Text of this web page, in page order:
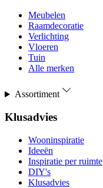
Meubelen
Raamdecoratie
Verlichting
Vloeren
Tuin
Alle merken
Assortiment
Klusadvies
Wooninspiratie
Ideeën
Inspiratie per ruimte
DIY's
Klusadvies